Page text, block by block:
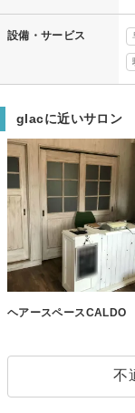
設備・サービス
glacに近いサロン
ヘアースペースCALDO
不